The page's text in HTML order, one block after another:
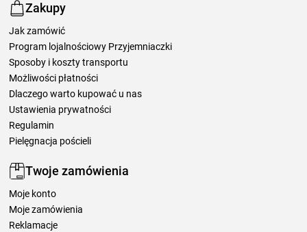
Zakupy
Jak zamówić
Program lojalnościowy Przyjemniaczki
Sposoby i koszty transportu
Możliwości płatności
Dlaczego warto kupować u nas
Ustawienia prywatności
Regulamin
Pielęgnacja pościeli
Twoje zamówienia
Moje konto
Moje zamówienia
Reklamacje